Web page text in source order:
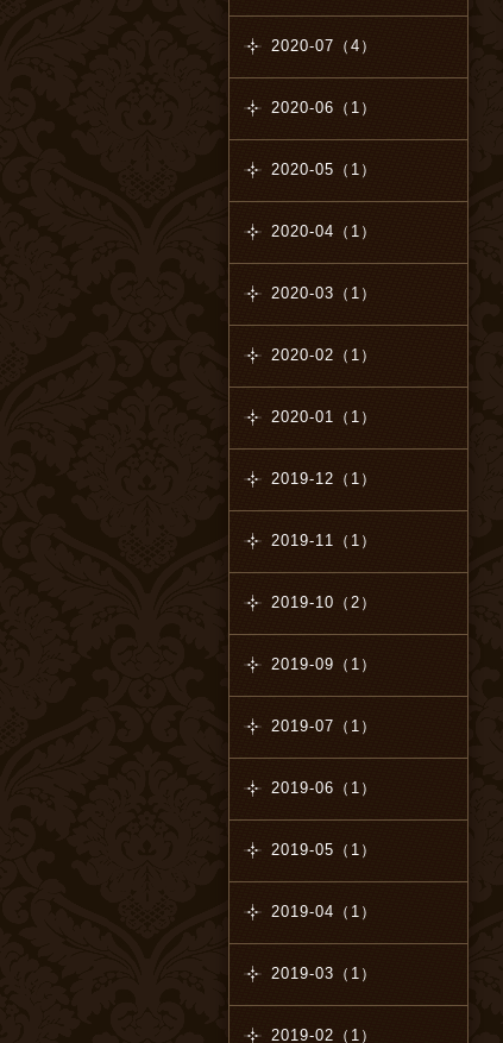
2020-07（4）
2020-06（1）
2020-05（1）
2020-04（1）
2020-03（1）
2020-02（1）
2020-01（1）
2019-12（1）
2019-11（1）
2019-10（2）
2019-09（1）
2019-07（1）
2019-06（1）
2019-05（1）
2019-04（1）
2019-03（1）
2019-02（1）